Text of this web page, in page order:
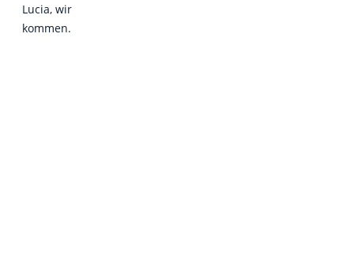
Lucia, wir
kommen.